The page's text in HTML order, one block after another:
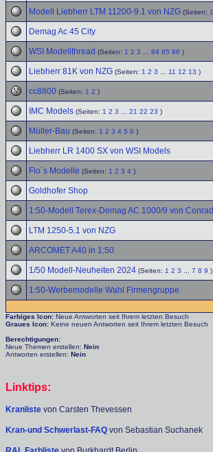
Modell Liebherr LTM 11200-9.1 von NZG (Seiten: 1
Demag Ac 45 City
WSI Modellthread (Seiten: 1 2 3 84 85 86 )
Liebherr 81K von NZG (Seiten: 1 2 3 11 12 13 )
cc8800 (Seiten: 1 2 )
IMC Models (Seiten: 1 2 3 21 22 23 )
Müller-Bau (Seiten: 1 2 3 4 5 6 )
Liebherr LR 1400 SX von WSI Models
Flo´s Modelle (Seiten: 1 2 3 4 )
Goldhofer Shop
1:50-Modell Terex-Demag AC 1000/9 von Conrad
LTM 1250-5.1 von NZG
ARCOMET A40 in 1:50
1/50 Modell-Neuheiten 2024 (Seiten: 1 2 3 7 8 9 )
1:50-Werbemodelle Wahl Firmengruppe
Farbiges Icon: Neue Antworten seit Ihrem letzten Besuch
Graues Icon: Keine neuen Antworten seit Ihrem letzten Besuch
Berechtigungen:
Neue Themen erstellen: Nein
Antworten erstellen: Nein
Linktips:
Kranliste von Carsten Thevessen
Kran-und Schwerlast-FAQ von Sebastian Suchanek